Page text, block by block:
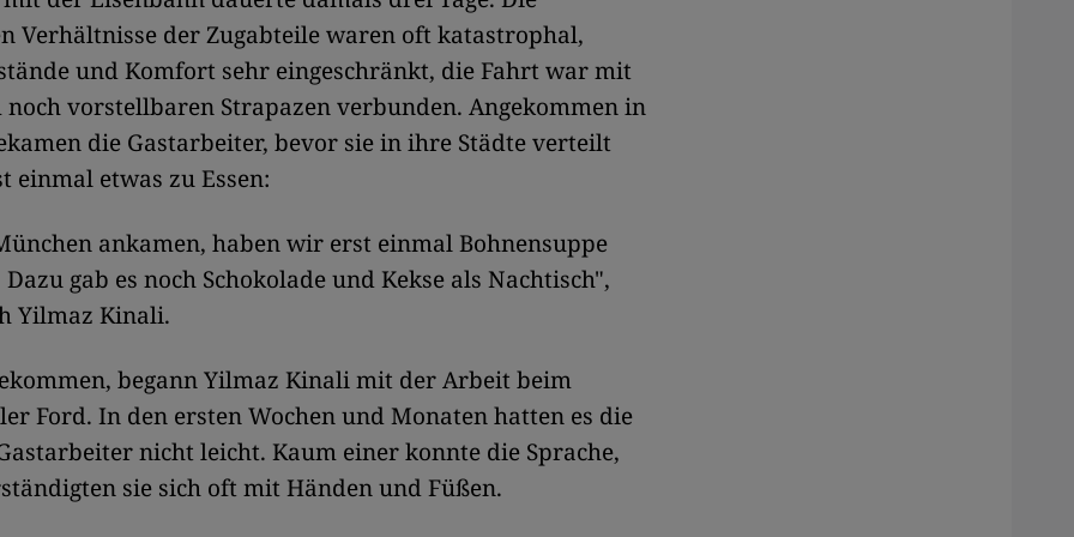
Verhältnisse der Zugabteile waren oft katastrophal,
und Komfort sehr eingeschränkt, die Fahrt war mit
noch vorstellbaren Strapazen verbunden. Angekommen in
die Gastarbeiter, bevor sie in ihre Städte verteilt
einmal etwas zu Essen:
ankamen, haben wir erst einmal Bohnensuppe
gab es noch Schokolade und Kekse als Nachtisch",
Yilmaz Kinali.
begann Yilmaz Kinali mit der Arbeit beim
Ford. In den ersten Wochen und Monaten hatten es die
nicht leicht. Kaum einer konnte die Sprache,
sie sich oft mit Händen und Füßen.